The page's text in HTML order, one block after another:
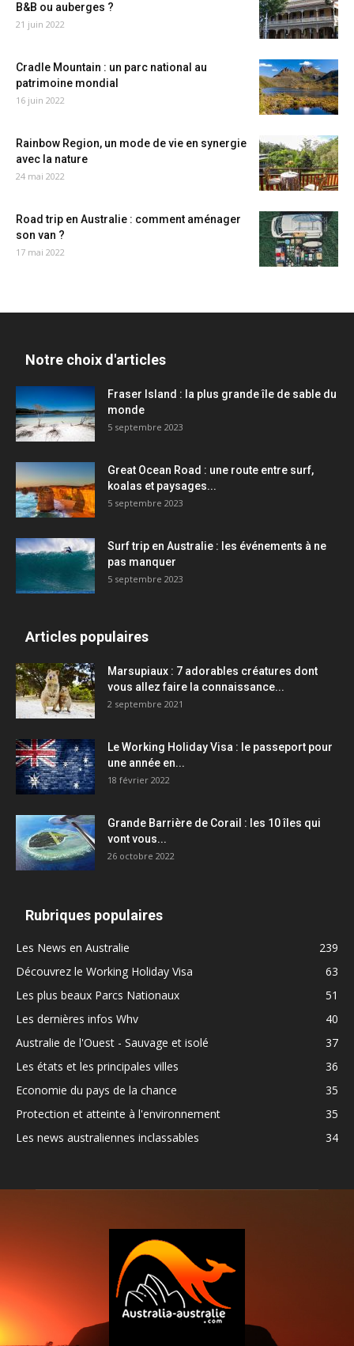
B&B ou auberges ?
21 juin 2022
Cradle Mountain : un parc national au
patrimoine mondial
16 juin 2022
Rainbow Region, un mode de vie en synergie
avec la nature
24 mai 2022
Road trip en Australie : comment aménager
son van ?
17 mai 2022
Notre choix d'articles
Fraser Island : la plus grande île de sable du
monde
5 septembre 2023
Great Ocean Road : une route entre surf,
koalas et paysages...
5 septembre 2023
Surf trip en Australie : les événements à ne
pas manquer
5 septembre 2023
Articles populaires
Marsupiaux : 7 adorables créatures dont
vous allez faire la connaissance...
2 septembre 2021
Le Working Holiday Visa : le passeport pour
une année en...
18 février 2022
Grande Barrière de Corail : les 10 îles qui
vont vous...
26 octobre 2022
Rubriques populaires
Les News en Australie
239
Découvrez le Working Holiday Visa
63
Les plus beaux Parcs Nationaux
51
Les dernières infos Whv
40
Australie de l'Ouest - Sauvage et isolé
37
Les états et les principales villes
36
Economie du pays de la chance
35
Protection et atteinte à l'environnement
35
Les news australiennes inclassables
34